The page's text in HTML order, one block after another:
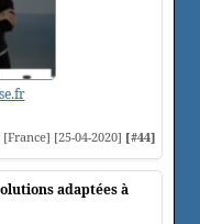
[France] [25-04-2020] [#44]
adaptées à